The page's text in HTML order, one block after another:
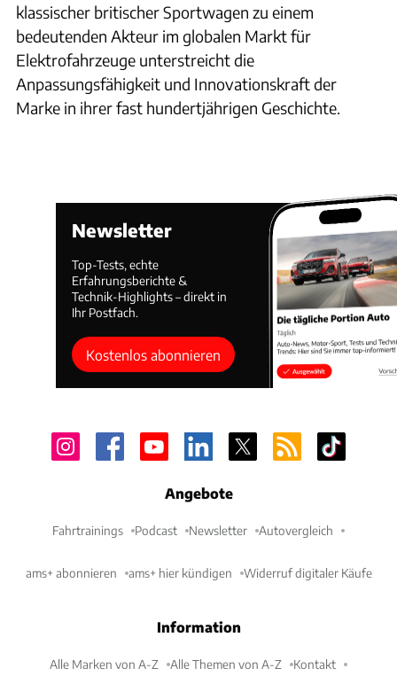
klassischer britischer Sportwagen zu einem
bedeutenden Akteur im globalen Markt für
Elektrofahrzeuge unterstreicht die
Anpassungsfähigkeit und Innovationskraft der
Marke in ihrer fast hundertjährigen Geschichte.
Newsletter
Top-Tests, echte
Erfahrungsberichte &
Technik-Highlights – direkt in
Ihr Postfach.
Kostenlos abonnieren
Angebote
Fahrtrainings Podcast Newsletter Autovergleich
ams+ abonnieren ams+ hier kündigen Widerruf digitaler Käufe
Information
Alle Marken von A-Z Alle Themen von A-Z Kontakt